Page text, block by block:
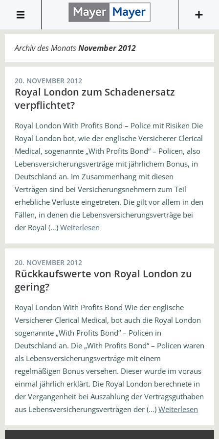
Archiv des MonatsNovember 2012
20. NOVEMBER 2012
Royal London zum Schadenersatz
verpflichtet?
Royal London With Profits Bond – Police mit Risiken Die
Royal London bot, wie der englische Versicherer Clerical
Medical, sogenannte „With Profits Bond“ – Policen, also
Lebensversicherungsverträge mit jährlichem Bonus, in
Deutschland an. Im Zusammenhang mit diesen
Verträgen sind bei Versicherungsnehmern zum Teil
erhebliche Verluste eingetreten. Die gilt vor allem in den
Fällen, in denen die Lebensversicherungsverträge bei
der Royal (…) Weiterlesen
20. NOVEMBER 2012
Rückkaufswerte von Royal London zu
gering?
Royal London With Profits Bond Wie der englische
Versicherer Clerical Medical, bot auch die Royal London
sogenannte „With Profits Bond“ – Policen in
Deutschland an. Die „With Profits Bond“ – Policen waren
als Lebensversicherungsverträge mit einem
regelmäßigen Bonus versehen. Dieser wurde im voraus
einmal jährlich erklärt. Die Royal London berechnete in
der Vergangenheit bei Auszahlung der Vertragsguthaben
aus Lebensversicherungsverträgen der (…) Weiterlesen